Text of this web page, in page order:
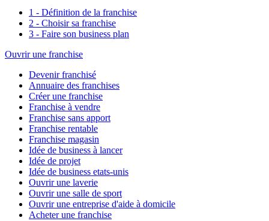
1 - Définition de la franchise
2 - Choisir sa franchise
3 - Faire son business plan
Ouvrir une franchise
Devenir franchisé
Annuaire des franchises
Créer une franchise
Franchise à vendre
Franchise sans apport
Franchise rentable
Franchise magasin
Idée de business à lancer
Idée de projet
Idée de business etats-unis
Ouvrir une laverie
Ouvrir une salle de sport
Ouvrir une entreprise d'aide à domicile
Acheter une franchise